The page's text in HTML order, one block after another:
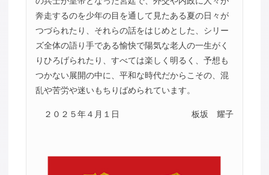
奔走するのを少年の目を通して見たある夏の日々が
つづられたり、それらの話をはじめとした、シリー
ズ全体の語り手である愉快で陽気な老人の一生がく
りひろげられたり、すべては楽しく明るく、予想も
つかない展開の中に、平和な時代だからこその、混
乱や苦労や迷いもちりばめられています。
２０２５年４月１日 板坂 耀子